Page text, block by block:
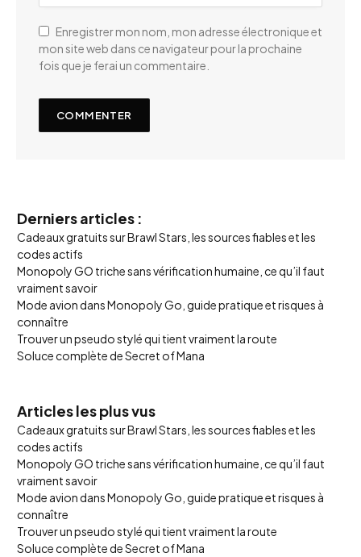
Enregistrer mon nom, mon adresse électronique et
mon site web dans ce navigateur pour la prochaine
fois que je ferai un commentaire.
Derniers articles :
Cadeaux gratuits sur Brawl Stars, les sources fiables et les
codes actifs
Monopoly GO triche sans vérification humaine, ce qu’il faut
vraiment savoir
Mode avion dans Monopoly Go, guide pratique et risques à
connaître
Trouver un pseudo stylé qui tient vraiment la route
Soluce complète de Secret of Mana
Articles les plus vus
Cadeaux gratuits sur Brawl Stars, les sources fiables et les
codes actifs
Monopoly GO triche sans vérification humaine, ce qu’il faut
vraiment savoir
Mode avion dans Monopoly Go, guide pratique et risques à
connaître
Trouver un pseudo stylé qui tient vraiment la route
Soluce complète de Secret of Mana